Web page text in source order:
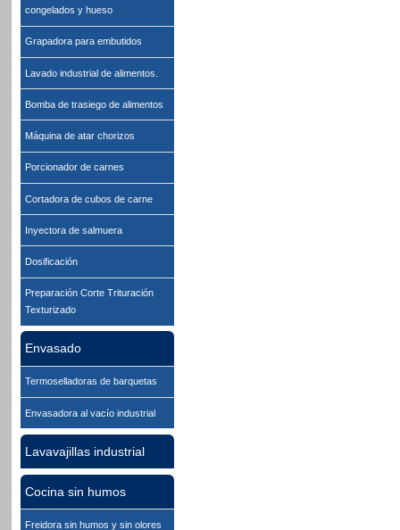
congelados y hueso
Grapadora para embutidos
Lavado industrial de alimentos.
Bomba de trasiego de alimentos
Máquina de atar chorizos
Porcionador de carnes
Cortadora de cubos de carne
Inyectora de salmuera
Dosificación
Preparación Corte Trituración
Texturizado
Envasado
Termoselladoras de barquetas
Envasadora al vacío industrial
Lavavajillas industrial
Cocina sin humos
Freidora sin humos y sin olores